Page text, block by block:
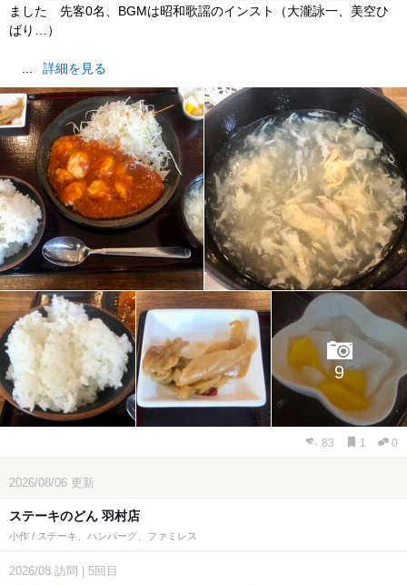
ました 先客0名、BGMは昭和歌謡のインスト（大瀧詠一、美空ひ
ばり…）
詳細を見る
9
83 1 0
2026/08/06 更新
ステーキのどん 羽村店
小作 / ステーキ、ハンバーグ、ファミレス
2026/08 訪問 5回目